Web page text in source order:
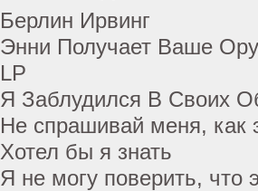
Берлин Ирвинг
Энни Получает Ваше
LP
Я Заблудился В Своих
Не спрашивай меня, как
Хотел бы я знать
Я не могу поверить, что